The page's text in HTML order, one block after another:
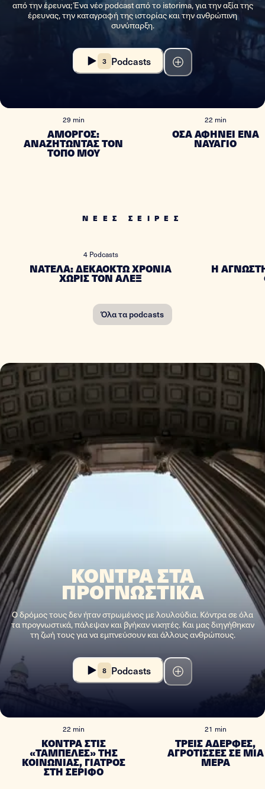
από την έρευνα; Ένα νέο podcast από το istorima, για την αξία της
έρευνας, την καταγραφή της ιστορίας και την ανθρώπινη
συνύπαρξη.
3 Podcasts
29 min
ΑΜΟΡΓΟΣ:
ΑΝΑΖΗΤΩΝΤΑΣ ΤΟΝ
ΤΟΠΟ ΜΟΥ
22 min
ΟΣΑ ΑΦΗΝΕΙ ΕΝΑ
ΝΑΥΑΓΙΟ
ΝΕΕΣ ΣΕΙΡΕΣ
4 Podcasts
ΝΑΤΕΛΑ: ΔΕΚΑΟΚΤΩ ΧΡΟΝΙΑ
ΧΩΡΙΣ ΤΟΝ ΑΛΕΞ
Η
Όλα τα podcasts
ΚΟΝΤΡΑ ΣΤΑ
ΠΡΟΓΝΩΣΤΙΚΑ
Ο δρόμος τους δεν ήταν στρωμένος με λουλούδια. Κόντρα σε όλα
τα προγνωστικά, πάλεψαν και βγήκαν νικητές. Και μας διηγήθηκαν
τη ζωή τους για να εμπνεύσουν και άλλους ανθρώπους.
8 Podcasts
22 min
ΚΟΝΤΡΑ ΣΤΙΣ
«ΤΑΜΠΕΛΕΣ» ΤΗΣ
ΚΟΙΝΩΝΙΑΣ, ΓΙΑΤΡΟΣ
ΣΤΗ ΣΕΡΙΦΟ
21 min
ΤΡΕΙΣ ΑΔΕΡΦΕΣ,
ΑΓΡΟΤΙΣΣΕΣ ΣΕ ΜΙΑ
ΜΕΡΑ